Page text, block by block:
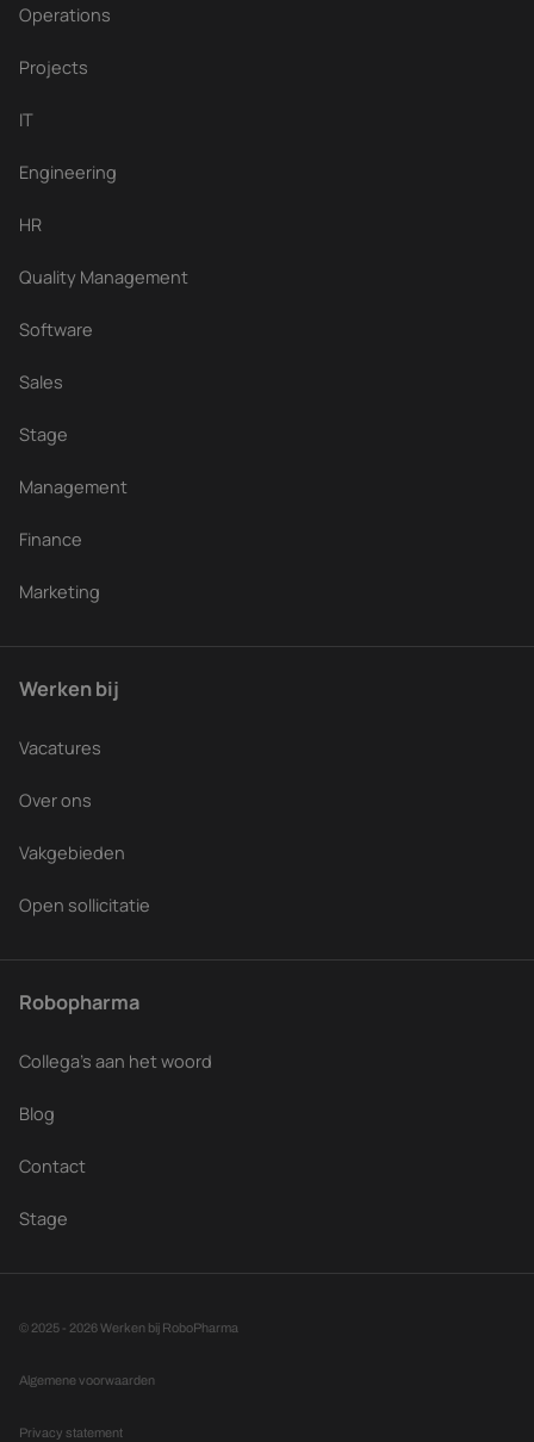
Operations
Projects
IT
Engineering
HR
Quality Management
Software
Sales
Stage
Management
Finance
Marketing
Werken bij
Vacatures
Over ons
Vakgebieden
Open sollicitatie
Robopharma
Collega's aan het woord
Blog
Contact
Stage
© 2025 - 2026 Werken bij RoboPharma
Algemene voorwaarden
Privacy statement